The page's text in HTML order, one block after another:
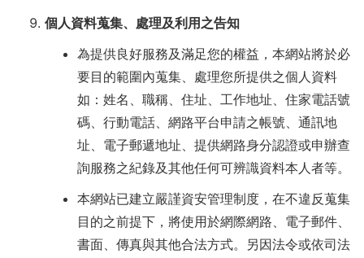
個人資料蒐集、處理及利用之告知
為提供良好服務及滿足您的權益，本網站將於必
要目的範圍內蒐集、處理您所提供之個人資料
如：姓名、職稱、住址、工作地址、住家電話號
碼、行動電話、網路平台申請之帳號、通訊地
址、電子郵遞地址、提供網路身分認證或申辦查
詢服務之紀錄及其他任何可辨識資料本人者等。
本網站已建立嚴謹資安管理制度，在不違反蒐集
目的之前提下，將使用於網際網路、電子郵件、
書面、傳真與其他合法方式。另因法令或依司法